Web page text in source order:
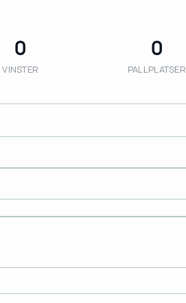
0
VINSTER
0
PALLPLATSER